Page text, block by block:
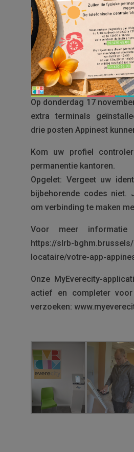
Begin september 2022
Appinest
in het Evere centrum.
mobiele applicatie
applicatie nog niet
deze terminal komen
werkt.
Op donderdag 17
extra terminals
drie posten Appinest
Kom uw profiel
permanentie kantoren.
Opgelet: Vergeet uw
bijbehorende codes niet.
om verbinding te maken
Voor meer informatie
https://slrb-
locataire/votre-app-
Onze MyEverecity-
actief en completer
verzoeken: